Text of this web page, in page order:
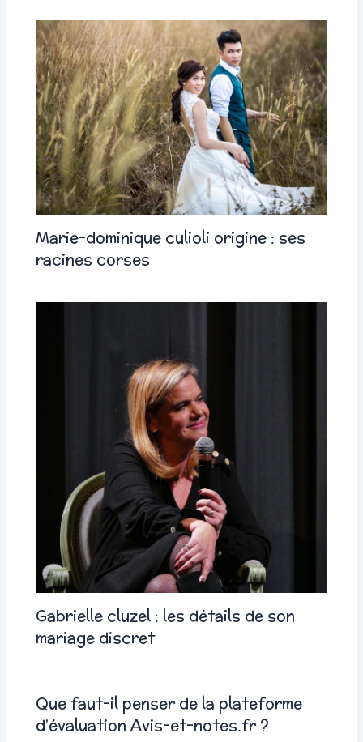
Marie-dominique culioli origine : ses
racines corses
Gabrielle cluzel : les détails de son
mariage discret
Que faut-il penser de la plateforme
d’évaluation Avis-et-notes.fr ?